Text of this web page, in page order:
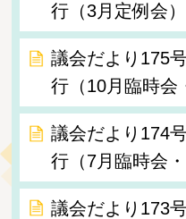
行（3月定例会）
議会だより175
行（10月臨時会
議会だより174
行（7月臨時会・
議会だより173